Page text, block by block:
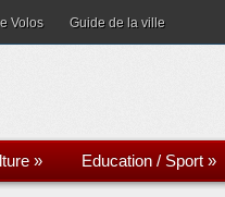
Volos Guide de la ville
» Education / Sport »